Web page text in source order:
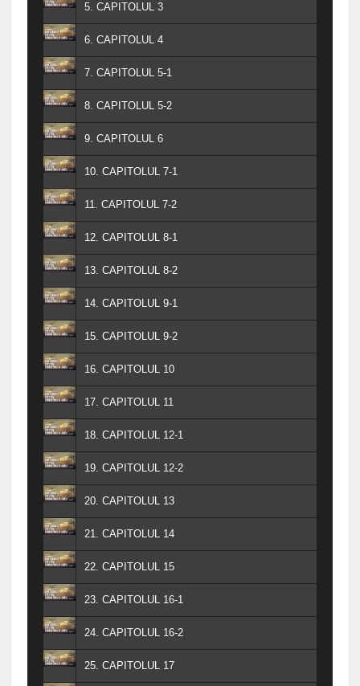
5. CAPITOLUL 3
6. CAPITOLUL 4
7. CAPITOLUL 5-1
8. CAPITOLUL 5-2
9. CAPITOLUL 6
10. CAPITOLUL 7-1
11. CAPITOLUL 7-2
12. CAPITOLUL 8-1
13. CAPITOLUL 8-2
14. CAPITOLUL 9-1
15. CAPITOLUL 9-2
16. CAPITOLUL 10
17. CAPITOLUL 11
18. CAPITOLUL 12-1
19. CAPITOLUL 12-2
20. CAPITOLUL 13
21. CAPITOLUL 14
22. CAPITOLUL 15
23. CAPITOLUL 16-1
24. CAPITOLUL 16-2
25. CAPITOLUL 17